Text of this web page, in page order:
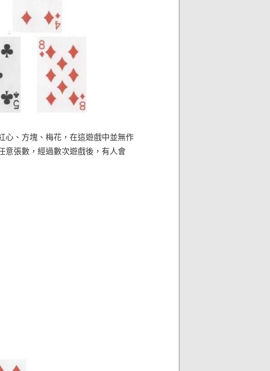
心、方塊、梅花，在這遊戲中並無作
意張數，經過數次遊戲後，有人會